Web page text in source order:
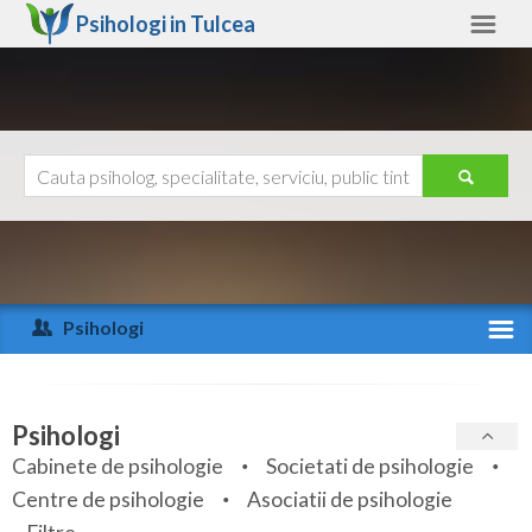
Psihologi in Tulcea
Arad
Arges
Bihor
Bistrita-Nasaud
Ajutor
Psihologi
Specialitati
Servicii
Articole
Psihologi
Cabinete de psihologie
Societati de psihologie
Centre de psihologie
Asociatii de psihologie